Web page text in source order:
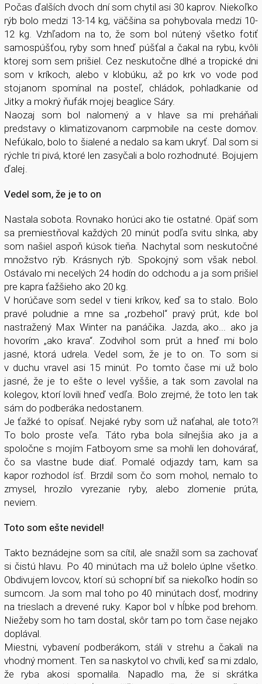
Počas ďalších dvoch dní som chytil asi 30 kaprov. Niekoľko
rýb bolo medzi 13-14 kg, väčšina sa pohybovala medzi 10-
12 kg. Vzhľadom na to, že som bol nútený všetko fotiť
samospúšťou, ryby som hneď púšťal a čakal na rybu, kvôli
ktorej som sem prišiel. Cez neskutočne dlhé a tropické dni
som v kríkoch, alebo v klobúku, až po krk vo vode pod
stojanom spomínal na posteľ, chládok, pohladkanie od
Jitky a mokrý ňufák mojej beaglice Sáry.
Naozaj som bol nalomený a v hlave sa mi preháňali
predstavy o klimatizovanom carpmobile na ceste domov.
Nefúkalo, bolo to šialené a nedalo sa kam ukryť. Dal som si
rýchle tri pivá, ktoré len zasyčali a bolo rozhodnuté. Bojujem
ďalej.
Vedel som, že je to on
Nastala sobota. Rovnako horúci ako tie ostatné. Opäť som
sa premiestňoval každých 20 minút podľa svitu slnka, aby
som našiel aspoň kúsok tieňa. Nachytal som neskutočné
množstvo rýb. Krásnych rýb. Spokojný som však nebol.
Ostávalo mi necelých 24 hodín do odchodu a ja som prišiel
pre kapra ťažšieho ako 20 kg.
V horúčave som sedel v tieni kríkov, keď sa to stalo. Bolo
pravé poludnie a mne sa „rozbehol“ pravý prút, kde bol
nastražený Max Winter na panáčika. Jazda, ako... ako ja
hovorím „ako krava“. Zodvihol som prút a hneď mi bolo
jasné, ktorá udrela. Vedel som, že je to on. To som si
v duchu vravel asi 15 minút. Po tomto čase mi už bolo
jasné, že je to ešte o level vyššie, a tak som zavolal na
kolegov, ktorí lovili hneď vedľa. Bolo zrejmé, že toto len tak
sám do podberáka nedostanem.
Je ťažké to opísať. Nejaké ryby som už naťahal, ale toto?!
To bolo proste veľa. Táto ryba bola silnejšia ako ja a
spoločne s mojím Fatboyom sme sa mohli len dohovárať,
čo sa vlastne bude diať. Pomalé odjazdy tam, kam sa
kapor rozhodol ísť. Brzdil som čo som mohol, nemalo to
zmysel, hrozilo vyrezanie ryby, alebo zlomenie prúta,
neviem.
Toto som ešte nevidel!
Takto beznádejne som sa cítil, ale snažil som sa zachovať
si čistú hlavu. Po 40 minútach ma už bolelo úplne všetko.
Obdivujem lovcov, ktorí sú schopní biť sa niekoľko hodín so
sumcom. Ja som mal toho po 40 minútach dosť, modriny
na trieslach a drevené ruky. Kapor bol v hĺbke pod brehom.
Niežeby som ho tam dostal, skôr tam po tom čase nejako
doplával.
Miestni, vybavení podberákom, stáli v strehu a čakali na
vhodný moment. Ten sa naskytol vo chvíli, keď sa mi zdalo,
že ryba akosi spomalila. Napadlo ma, že si skrátka